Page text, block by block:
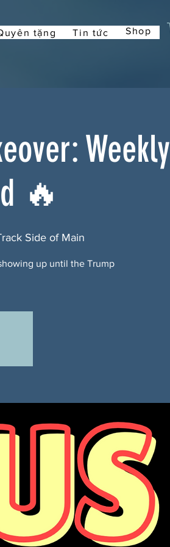
tặng Tin tức Shop
Weekly
🔥
Side of Main
up until the Trump